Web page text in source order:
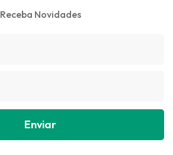
Receba Novidades